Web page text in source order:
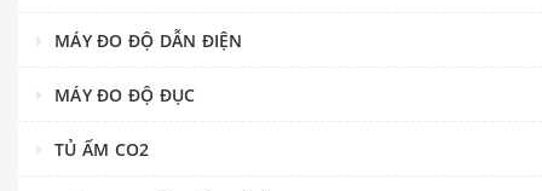
MÁY ĐO ĐỘ DẪN ĐIỆN
MÁY ĐO ĐỘ ĐỤC
TỦ ẤM CO2